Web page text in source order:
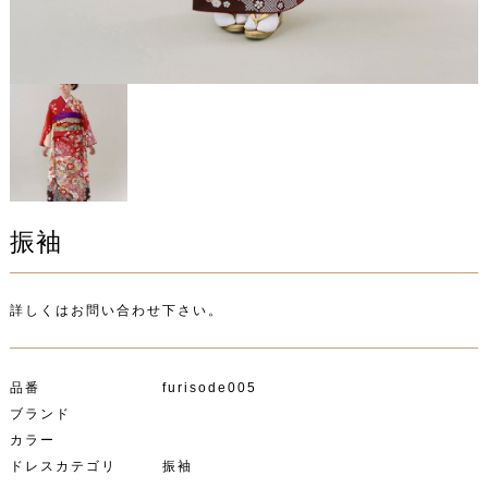
振袖
詳しくはお問い合わせ下さい。
品番 furisode005
ブランド
カラー
ドレスカテゴリ 振袖